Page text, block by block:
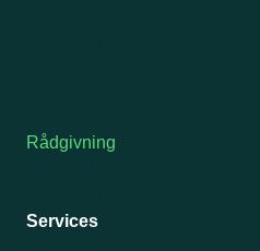
Rådgivning
Services